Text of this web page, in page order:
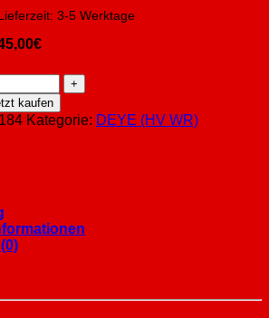
3-5 Werktage
€
kaufen
Kategorie: DEYE (HV WR)